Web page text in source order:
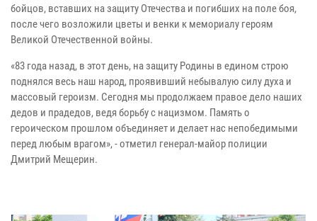
бойцов, вставших на защиту Отечества и погибших на поле боя,
после чего возложили цветы и венки к мемориалу героям
Великой Отечественной войны.
«83 года назад, в этот день, на защиту Родины в едином строю
поднялся весь наш народ, проявивший небывалую силу духа и
массовый героизм. Сегодня мы продолжаем правое дело наших
дедов и прадедов, ведя борьбу с нацизмом. Память о
героическом прошлом объединяет и делает нас непобедимыми
перед любым врагом», - отметил генерал-майор полиции
Дмитрий Мещерин.